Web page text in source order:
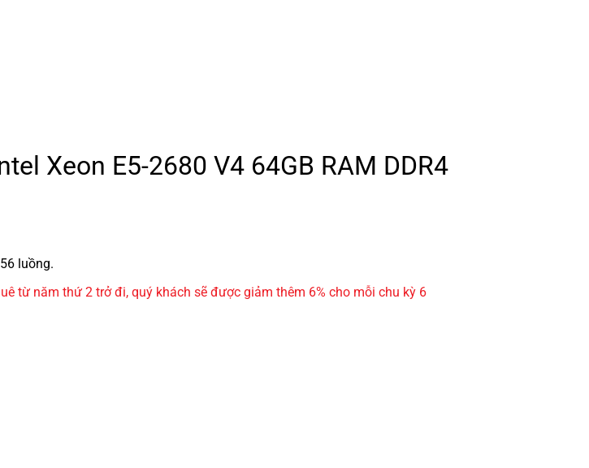
Xeon E5-2680 V4 64GB RAM DDR4
luồng.
từ năm thứ 2 trở đi, quý khách sẽ được giảm thêm 6% cho mỗi chu kỳ 6